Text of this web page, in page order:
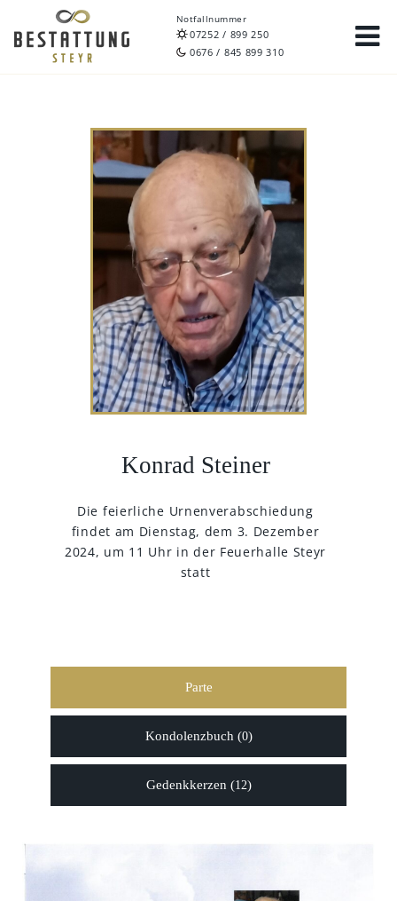
Notfallnummer
07252 / 899 250
0676 / 845 899 310
Konrad Steiner
Die feierliche Urnenverabschiedung
findet am Dienstag, dem 3. Dezember
2024, um 11 Uhr in der Feuerhalle Steyr
statt
Parte
Kondolenzbuch (0)
Gedenkkerzen (12)